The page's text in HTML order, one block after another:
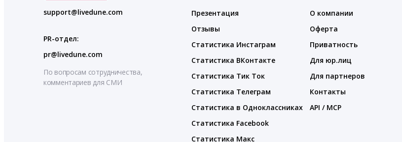
support@livedune.com
PR-отдел:
pr@livedune.com
По вопросам сотрудничества,
комментариев для СМИ
Презентация
Отзывы
Статистика Инстаграм
Статистика ВКонтакте
Статистика Тик Ток
Статистика Телеграм
Статистика в Одноклассниках
Статистика Facebook
Статистика Макс
О компании
Оферта
Приватность
Для юр.лиц
Для партнеров
Контакты
API / MCP